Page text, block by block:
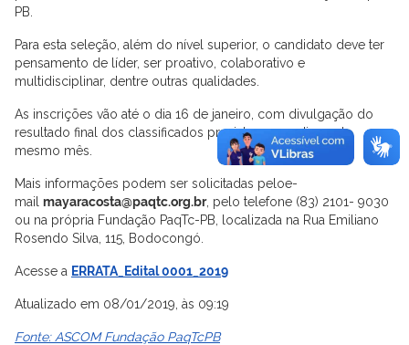
PB.
Para esta seleção, além do nível superior, o candidato deve ter
pensamento de líder, ser proativo, colaborativo e
multidisciplinar, dentre outras qualidades.
As inscrições vão até o dia 16 de janeiro, com divulgação do
resultado final dos classificados prevista para o dia 25 do
mesmo mês.
Mais informações podem ser solicitadas peloe-
mail mayaracosta@paqtc.org.br, pelo telefone (83) 2101- 9030
ou na própria Fundação PaqTc-PB, localizada na Rua Emiliano
Rosendo Silva, 115, Bodocongó.
Acesse a ERRATA_Edital 0001_2019
Atualizado em 08/01/2019, às 09:19
Fonte: ASCOM Fundação PaqTcPB